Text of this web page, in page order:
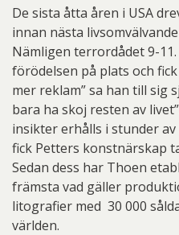
De sista åtta åren i USA
innan nästa
Nämligen terrordådet 9-
förödelsen på plats och
mer reklam” sa han till sig
bara ha skoj resten av
insikter erhålls i stunder
fick Petters konstnärskap
Sedan dess har Thoen
främsta vad gäller
litografier med 30 000
världen.